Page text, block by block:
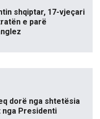
shqiptar, 17-vjeçari
e parë
dorë nga shtetësia
Presidenti